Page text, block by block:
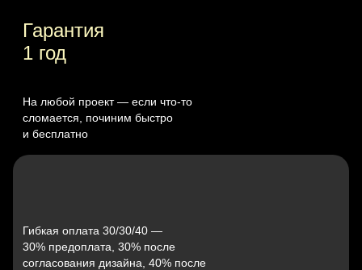
Гарантия
1 год
На любой проект — если что‑то
сломается, починим быстро
и бесплатно
Гибкая оплата 30/30/40 —
30% предоплата, 30% после
согласования дизайна, 40% после